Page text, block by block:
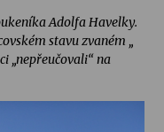
Adolfa Havelky.
stavu zvaném „
„nepřeučovali“ na